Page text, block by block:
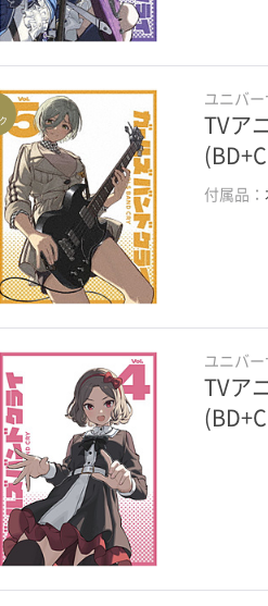
ンソフト
ブソフト
ソフト
フト
トその他
レイアニメ単品
レイアニメBOX
（かんたん検索）
ユニバ
TVア
付属品：
ユニバ
TVア